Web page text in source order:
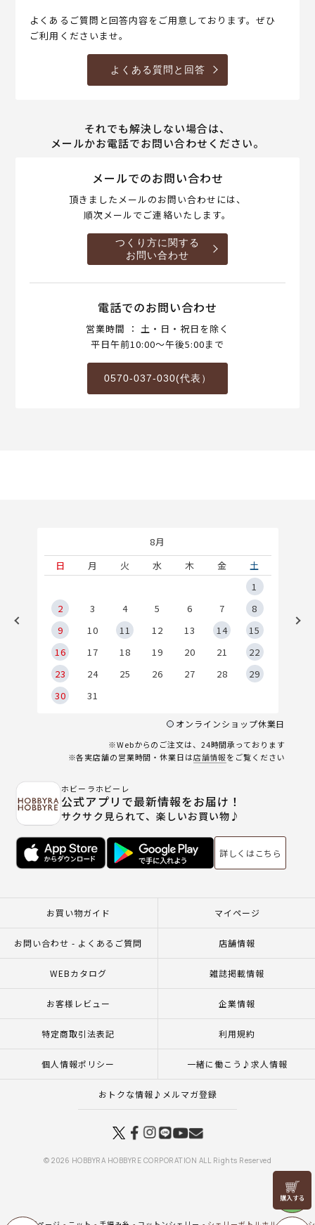
リリヤン
フェア
よくあるご質問と回答内容をご用意しております。ぜひ
ご利用くださいませ。
よくある質問と回答
それでも解決しない場合は、
メールかお電話でお問い合わせください。
メールでのお問い合わせ
頂きましたメールのお問い合わせには、
順次メールでご連絡いたします。
つくり方に関する
お問い合わせ
電話でのお問い合わせ
営業時間 ： 土・日・祝日を除く
平日午前10:00～午後5:00まで
0570-037-030(代表）
8月
日
月 火 水 木 金
土
1
2
3 4 5 6 7
8
9
10 11 12 13 14
15
16
17 18 19 20 21
22
23
24 25 26 27 28
29
30
31
オンラインショップ休業日
※Webからのご注文は、24時間承っております
※各実店舗の営業時間・休業日は店舗情報をご覧ください
ホビーラホビーレ
公式アプリで最新情報をお届け！
サクサク見られて、楽しいお買い物♪
詳しくはこちら
お買い物ガイド マイページ
お問い合わせ - よくあるご質問 店舗情報
WEBカタログ 雑誌掲載情報
お客様レビュー 企業情報
特定商取引法表記 利用規約
個人情報ポリシー 一緒に働こう♪求人情報
おトクな情報♪メルマガ登録
© 2026 HOBBYRA HOBBYRE CORPORATION ALL Rights Reserved